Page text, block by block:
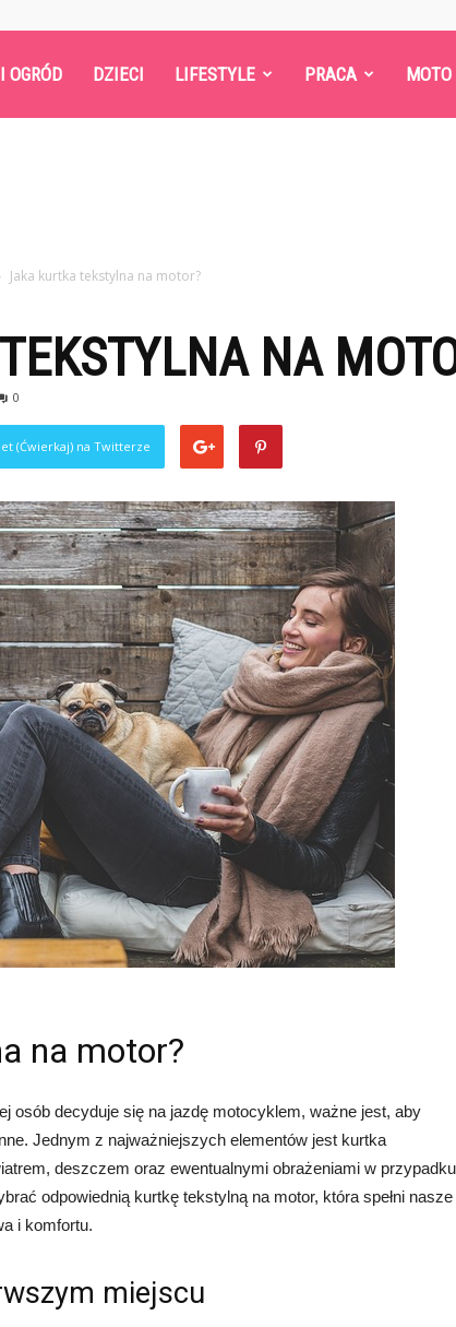
OGRÓD DZIECI LIFESTYLE PRACA MOTO
Jaka kurtka tekstylna na motor?
NA
0
(Ćwierkaj) na Twitterze
na motor?
osób decyduje się na jazdę motocyklem, ważne jest, aby
Jednym z najważniejszych elementów jest kurtka
deszczem oraz ewentualnymi obrażeniami w przypadku
odpowiednią kurtkę tekstylną na motor, która spełni nasze
i komfortu.
miejscu